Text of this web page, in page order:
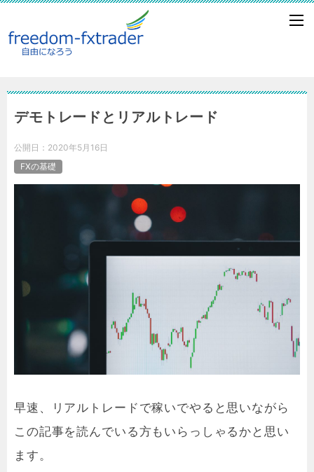
デモトレードとリアルトレード
公開日： 2020年5月16日
FXの基礎
早速、リアルトレードで稼いでやると思いながら
この記事を読んでいる方もいらっしゃるかと思い
ます。